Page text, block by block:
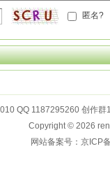
匿名?
QQ 1187295260 创作
Copyright © 2026
网站备案号：京ICP